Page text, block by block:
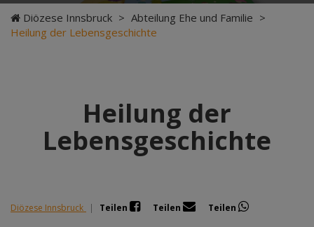
Diözese Innsbruck > Abteilung Ehe und Familie >
Heilung der Lebensgeschichte
Heilung der
Lebensgeschichte
Diözese Innsbruck | Teilen Teilen Teilen